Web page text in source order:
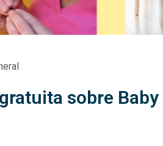
sobre Baby